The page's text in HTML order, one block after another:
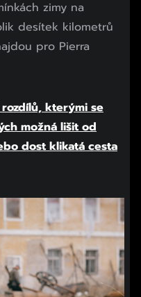
zimy na
desítek kilometrů
pro Pierra
kterými se
možná lišit od
dost klikatá cesta